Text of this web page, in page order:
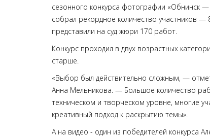
сезонного конкурса фотографии «Обнинск
собрал рекордное количество участников
представили на суд жюри 170 работ.
Конкурс проходил в двух возрастных
старше.
«Выбор был действительно сложным, —
Анна Мельникова. — Большое количество
техническом и творческом уровне, многие
креативный подход к раскрытию темы».
А на видео - один из победителей конкурса